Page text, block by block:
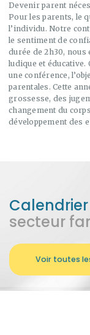
Devenir parent
Pour les parents, le
l’individu. Notre
le sentiment de
durée de 2h30,
ludique et éducative.
une conférence,
parentales. Cette
grossesse, des
changement du
développement des
Calendrier
secteur
Voir toutes